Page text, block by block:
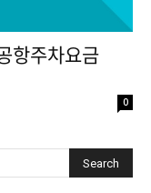
항주차요금
0